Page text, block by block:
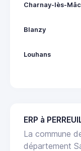
Charnay-lès-
Blanzy
Louhans
ERP à
La commune
département